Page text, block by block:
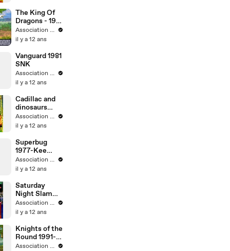
The King Of
Dragons - 1991
Capcom
Association MO5.COM
il y a 12 ans
Vanguard 1981
SNK
Association MO5.COM
il y a 12 ans
Cadillac and
dinosaurs
1993-
Capcom
Association MO5.COM
il y a 12 ans
Superbug
1977-Kee
Games-Atari
Association MO5.COM
il y a 12 ans
Saturday
Night Slam
Master 1993-
Capcom
Association MO5.COM
il y a 12 ans
Knights of the
Round 1991-
Capcom
Association MO5.COM